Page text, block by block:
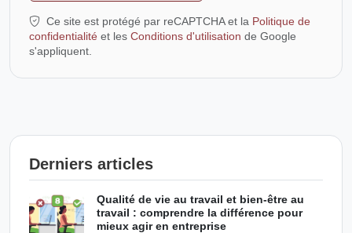
Ce site est protégé par reCAPTCHA et la Politique de
confidentialité et les Conditions d'utilisation de Google
s'appliquent.
Derniers articles
Qualité de vie au travail et bien-être au
travail : comprendre la différence pour
mieux agir en entreprise